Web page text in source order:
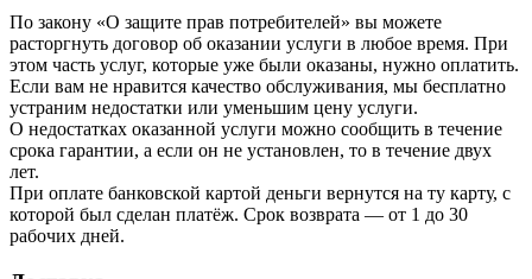
По закону «О защите прав потребителей» вы можете
расторгнуть договор об оказании услуги в любое время. При
этом часть услуг, которые уже были оказаны, нужно оплатить.
Если вам не нравится качество обслуживания, мы бесплатно
устраним недостатки или уменьшим цену услуги.
О недостатках оказанной услуги можно сообщить в течение
срока гарантии, а если он не установлен, то в течение двух
лет.
При оплате банковской картой деньги вернутся на ту карту, с
которой был сделан платёж. Срок возврата — от 1 до 30
рабочих дней.